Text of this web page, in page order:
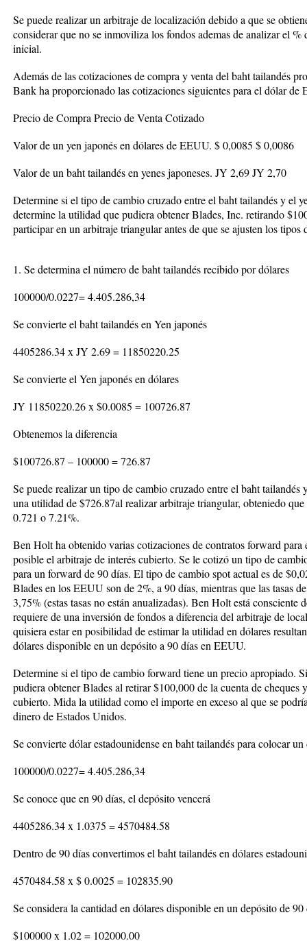
Se puede realizar un arbitraje de localización debido a que se
considerar que no se inmoviliza los fondos ademas de analizar el
inicial.
Además de las cotizaciones de compra y venta del baht tailandés
Bank ha proporcionado las cotizaciones siguientes para el dólar de
Precio de Compra Precio de Venta Cotizado
Valor de un yen japonés en dólares de EEUU. $ 0,0085 $ 0,0086
Valor de un baht tailandés en yenes japoneses. JY 2,69 JY 2,70
Determine si el tipo de cambio cruzado entre el baht tailandés y el
determine la utilidad que pudiera obtener Blades, Inc. retirando
participar en un arbitraje triangular antes de que se ajusten los tipos
1. Se determina el número de baht tailandés recibido por dólares
100000/0.0227= 4.405.286,34
Se convierte el baht tailandés en Yen japonés
4405286.34 x JY 2.69 = 11850220.25
Se convierte el Yen japonés en dólares
JY 11850220.26 x $0.0085 = 100726.87
Obtenemos la diferencia
$100726.87 – 100000 = 726.87
Se puede realizar un tipo de cambio cruzado entre el baht
una utilidad de $726.87al realizar arbitraje triangular, obteniedo
0.721 o 7.21%.
Ben Holt ha obtenido varias cotizaciones de contratos forward para
posible el arbitraje de interés cubierto. Se le cotizó un tipo de
para un forward de 90 días. El tipo de cambio spot actual es de
Blades en los EEUU son de 2%, a 90 días, mientras que las tasas
3,75% (estas tasas no están anualizadas). Ben Holt está consciente
requiere de una inversión de fondos a diferencia del arbitraje de
quisiera estar en posibilidad de estimar la utilidad en dólares
dólares disponible en un depósito a 90 días en EEUU.
Determine si el tipo de cambio forward tiene un precio apropiado.
pudiera obtener Blades al retirar $100,000 de la cuenta de cheques
cubierto. Mida la utilidad como el importe en exceso al que se
dinero de Estados Unidos.
Se convierte dólar estadounidense en baht tailandés para colocar
100000/0.0227= 4.405.286,34
Se conoce que en 90 días, el depósito vencerá
4405286.34 x 1.0375 = 4570484.58
Dentro de 90 días convertimos el baht tailandés en dólares
4570484.58 x $ 0.0025 = 102835.90
Se considera la cantidad en dólares disponible en un depósito de
$100000 x 1.02 = 102000.00